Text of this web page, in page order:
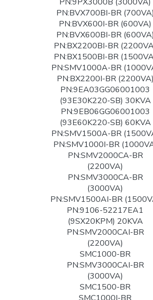
PN:BVX700BI-BR (700VA)
PN:BVX600I-BR (600VA)
PN:BVX600BI-BR (600VA)
PN:BX2200BI-BR
PN:BX1500BI-BR
PN:SMV1000A-BR
PN:BX2200I-BR (2200VA)
PN:9EA03GG06001003
(93E30K220-SB) 30KVA
PN:9EB06GG06001003
(93E60K220-SB) 60KVA
PN:SMV1500A-BR
PN:SMV1000I-BR
PN:SMV2000CA-BR
(2200VA)
PN:SMV3000CA-BR
(3000VA)
PN:SMV1500AI-BR
PN:9106-52217EA1
(9SX20KPM) 20KVA
PN:SMV2000CAI-BR
(2200VA)
SMC1000-BR
PN:SMV3000CAI-BR
(3000VA)
SMC1500-BR